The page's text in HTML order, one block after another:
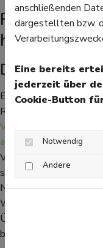
hilft wirklich
Die
Einer der wichtigsten
Reisekrankheit ist
Vomex A®enthalten.
antihistaminisch, ist
Vorbeugung und
sollte etwa 30 Minuten
Nebenwirkungen sind
Weitere wichtige
Übelkeit) und
bei Schlafstörungen
anschließenden
dargestellten bzw.
Eine bereits
jederzeit über
Cookie-Button
Notwendig
Andere